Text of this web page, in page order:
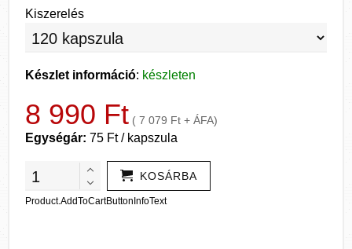
Kiszerelés
Készlet információ: készleten
8 990 Ft ( 7 079 Ft + ÁFA)
Egységár: 75 Ft / kapszula
KOSÁRBA
Product.AddToCartButtonInfoText